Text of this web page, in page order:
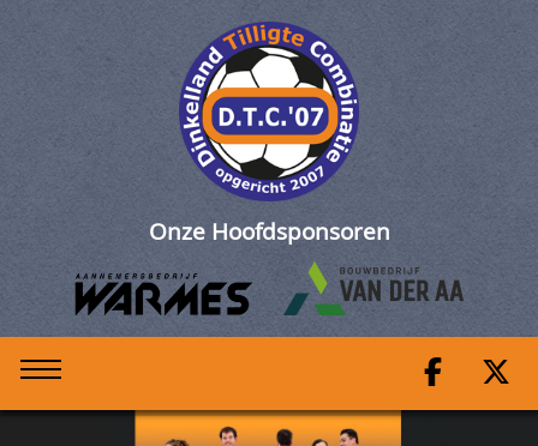
Nieuws D.T.C. 07
Onze Hoofdsponsoren